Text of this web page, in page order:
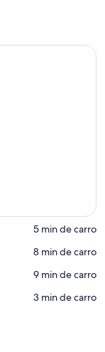
‪5 min de carro‬
‪8 min de carro‬
‪9 min de carro‬
‪3 min de carro‬